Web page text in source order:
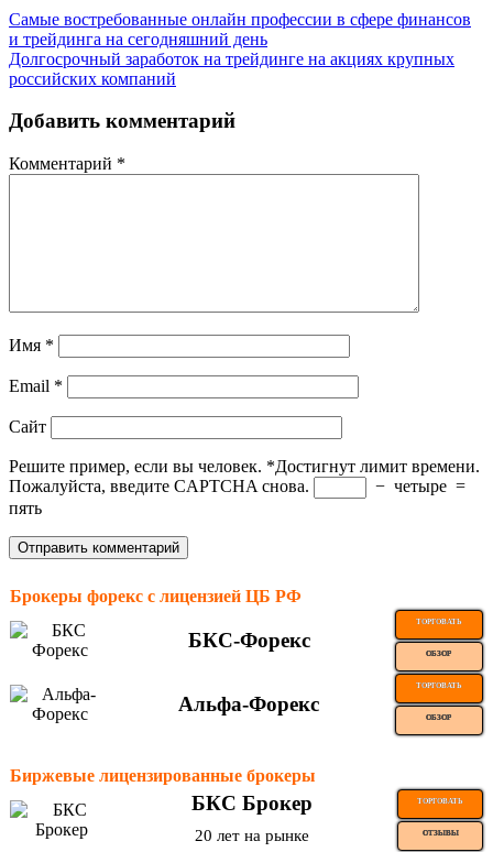
Самые востребованные онлайн профессии в сфере финансов
и трейдинга на сегодняшний день
Долгосрочный заработок на трейдинге на акциях крупных
российских компаний
Добавить комментарий
Комментарий *
Имя *
Email *
Сайт
Решите пример, если вы человек. *Достигнут лимит времени.
Пожалуйста, введите CAPTCHA снова.
− четыре =
пять
Брокеры форекс с лицензией ЦБ РФ
БКС-Форекс
ТОРГОВАТЬ
ОБЗОР
Альфа-Форекс
ТОРГОВАТЬ
ОБЗОР
Биржевые лицензированные брокеры
БКС Брокер ТОРГОВАТЬ
20 лет на рынке ОТЗЫВЫ